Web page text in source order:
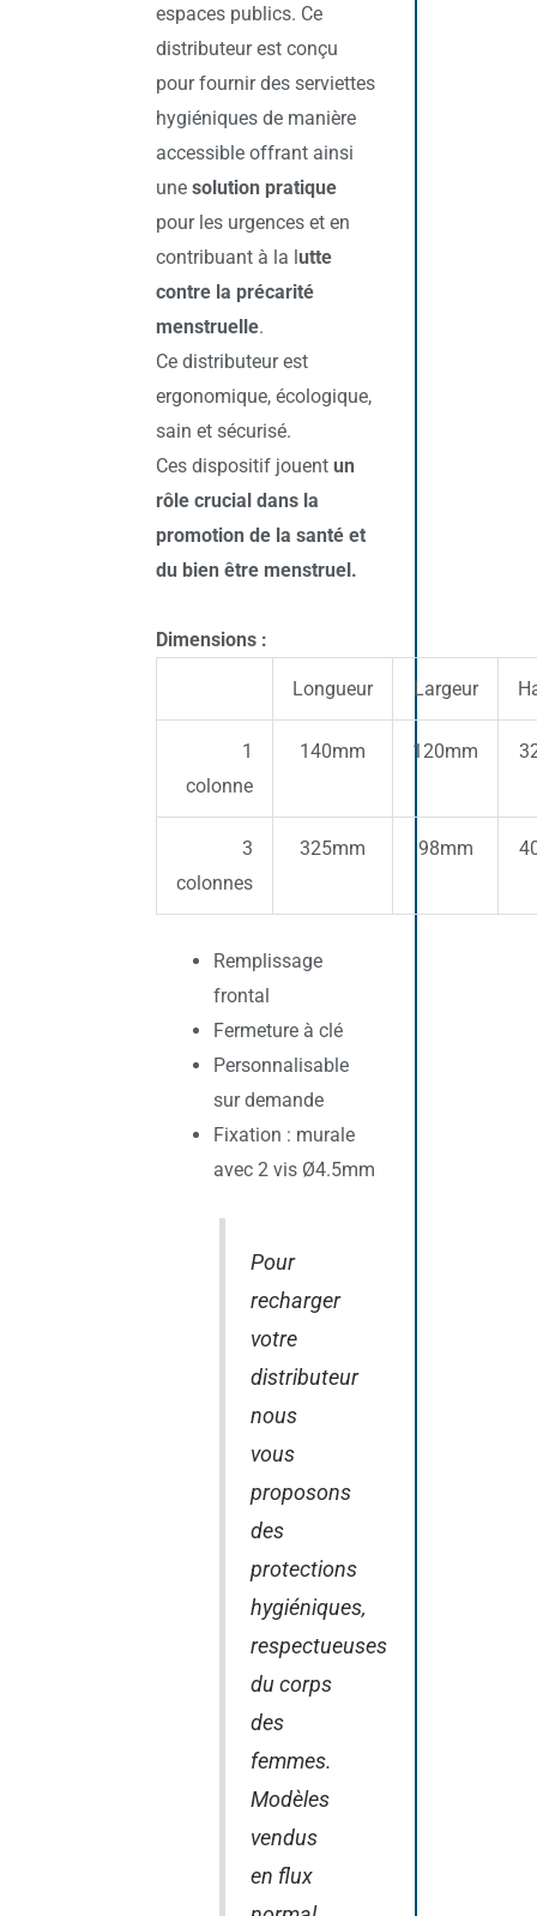
espaces publics. Ce
distributeur est conçu
pour fournir des serviettes
hygiéniques de manière
accessible offrant ainsi
une solution pratique
pour les urgences et en
contribuant à la lutte
contre la précarité
menstruelle.
Ce distributeur est
ergonomique, écologique,
sain et sécurisé.
Ces dispositif jouent un
rôle crucial dans la
promotion de la santé et
du bien être menstruel.
Dimensions :
Longueur Largeur
1
colonne
140mm 120mm
3
colonnes
325mm 98mm
Remplissage
frontal
Fermeture à clé
Personnalisable
sur demande
Fixation : murale
avec 2 vis Ø4.5mm
Pour
recharger
votre
distributeur
nous
vous
proposons
des
protections
hygiéniques,
respectueuses
du corps
des
femmes.
Modèles
vendus
en flux